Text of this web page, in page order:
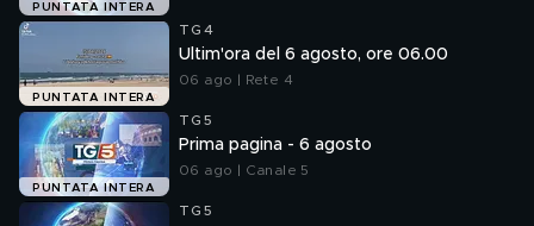
PUNTATA INTERA
PUNTATA INTERA
TG4
Ultim'ora del 6 agosto, ore 06.00
06 ago | Rete 4
PUNTATA INTERA
TG5
Prima pagina - 6 agosto
06 ago | Canale 5
TG5